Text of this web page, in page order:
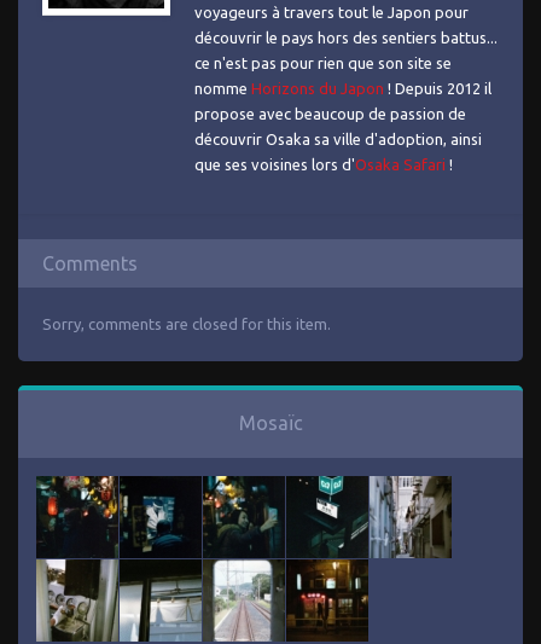
voyageurs à travers tout le Japon pour
découvrir le pays hors des sentiers battus...
ce n'est pas pour rien que son site se
nomme Horizons du Japon ! Depuis 2012 il
propose avec beaucoup de passion de
découvrir Osaka sa ville d'adoption, ainsi
que ses voisines lors d'Osaka Safari !
Comments
Sorry, comments are closed for this item.
Mosaïc